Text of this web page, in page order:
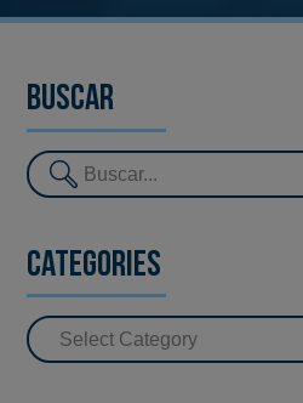
Buscar
Categories